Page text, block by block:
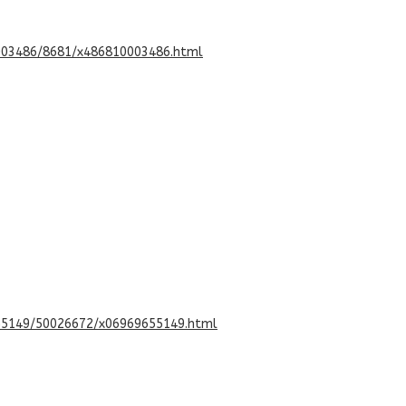
8681/x486810003486.html
50026672/x06969655149.html